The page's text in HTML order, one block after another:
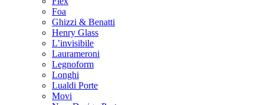
Foa
Ghizzi & Benatti
Henry Glass
L’invisibile
Laurameroni
Legnoform
Longhi
Lualdi Porte
Movi